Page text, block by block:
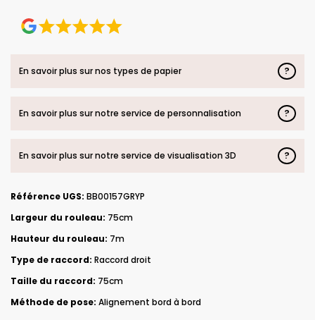
En savoir plus sur nos types de papier ?
En savoir plus sur notre service de personnalisation ?
En savoir plus sur notre service de visualisation 3D ?
Référence UGS: BB00157GRYP
Largeur du rouleau: 75cm
Hauteur du rouleau: 7m
Type de raccord: Raccord droit
Taille du raccord: 75cm
Méthode de pose: Alignement bord à bord